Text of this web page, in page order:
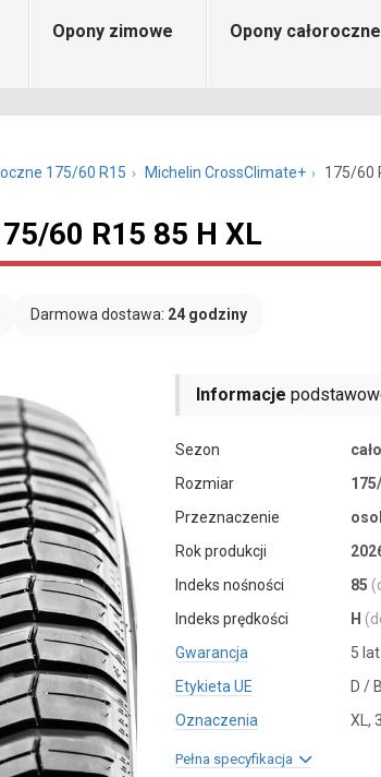
Opony zimowe Opony całoroczne
175/60 R15 Michelin CrossClimate+ 175/60
60 R15 85 H XL
Darmowa dostawa: 24 godziny
Informacje
Sezon
Rozmiar
Przeznaczenie
Rok produkcji
Indeks nośności
85
Indeks prędkości
H
Gwarancja
5 lat
Etykieta UE
D /
Oznaczenia
XL,
Pełna specyfikacja